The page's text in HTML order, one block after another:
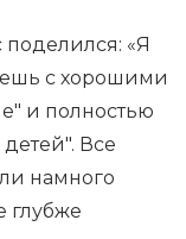
поделился: «Я
с хорошими
и полностью
Все
намного
глубже